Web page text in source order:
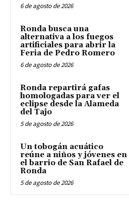
6 de agosto de 2026
Ronda busca una
alternativa a los fuegos
artificiales para abrir la
Feria de Pedro Romero
6 de agosto de 2026
Ronda repartirá gafas
homologadas para ver el
eclipse desde la Alameda
del Tajo
5 de agosto de 2026
Un tobogán acuático
reúne a niños y jóvenes en
el barrio de San Rafael de
Ronda
5 de agosto de 2026